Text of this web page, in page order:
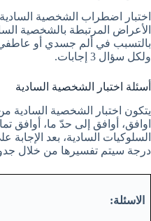
اختبار اضطراب الشخصية
الأعراض المرتبطة بالشخصية
ولكل سؤال 3 إجابات.
أسئلة اختبار الشخصية السادية
اوافق، أوافق إلى حدّ ما، أوافق
السلوكيات السادية، بعد
درجة سيتم تفسيرها من خلال
الاسئلة: